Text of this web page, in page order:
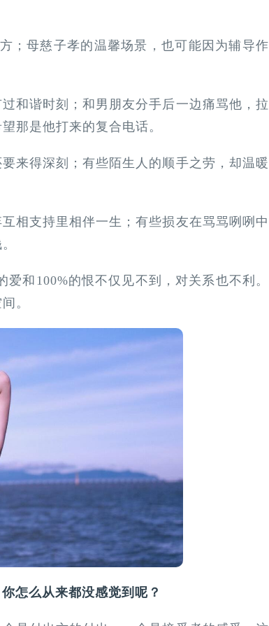
；母慈子孝的温馨场景，也可能因为辅导作
和谐时刻；和男朋友分手后一边痛骂他，拉
那是他打来的复合电话。
来得深刻；有些陌生人的顺手之劳，却温暖
相支持里相伴一生；有些损友在骂骂咧咧中
和100%的恨不仅见不到，对关系也不利。
。
怎么从来都没感觉到呢？